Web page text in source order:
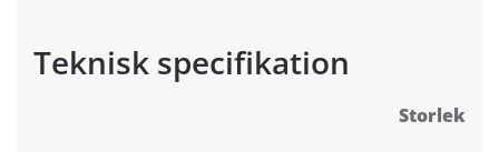
Teknisk specifikation
Storlek